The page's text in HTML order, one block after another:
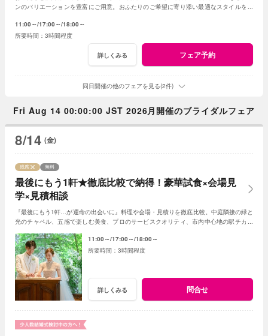
ンのバリエーションを豊富にご用意。おふたりのご希望に寄り添い最適なスタイルをご
11:00～ 17:00～ 18:00～
3時間程度
詳しくみる フェア予約
同日開催の他のフェアを見る(2件)
Fri Aug 14 00:00:00 JST 2026月開催のブライダルフェア
8/14 (金)
最後にもう1軒★徹底比較で納得！豪華試食×会場見
学×見積相談
残席 無料
『最後にもう1軒…が運命の出会いに』料理や会場・見積りを徹底比較。中庭隣接の緑と
光のチャペル、五感で楽しむ美食、プロのサービスクオリティ、市内中心地の駅チカ好
11:00～ 17:00～ 18:00～
3時間程度
詳しくみる 問合せ